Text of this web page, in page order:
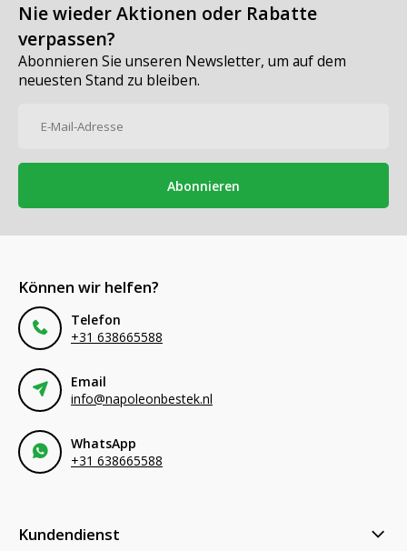
Nie wieder Aktionen oder Rabatte
verpassen?
Abonnieren Sie unseren Newsletter, um auf dem
neuesten Stand zu bleiben.
Abonnieren
Können wir helfen?
Telefon
+31 638665588
Email
info@napoleonbestek.nl
WhatsApp
+31 638665588
Kundendienst